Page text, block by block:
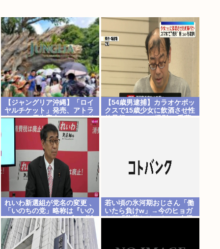
【ジャングリア沖縄】「ロイ
ヤルチケット」発売、アトラ
クション優先案内、ソフトド
リンク飲み放題、スパ利用、
駐車場無料…大人29700円
【54歳男逮捕】カラオケボッ
クスで15歳少女に飲酒させ性
れいわ新選組が党名の変更 、
「いのちの党」略称は『いの
ち』 SNSではTIM・ゴルゴ松
本に言及「ゴルゴ出馬確定」
「党首は決まり」
若い頃の氷河期おじさん「働
いたら負けw」→今のヒョガ
おじ「惣菜たけぇよ..」 自業